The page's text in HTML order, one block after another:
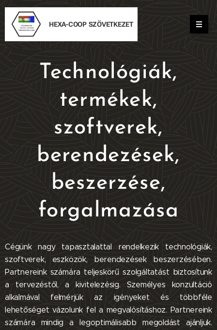
HEXA-COOP SZÖVETKEZET
Technológiák,
termékek,
szoftverek,
berendezések,
beszerzése,
forgalmazása
Cégünk nagy tapasztalattal rendelkezik technológiák,
szoftverek, eszközök, berendezések beszerzésében.
Partnereink számára teljeskörű szolgáltatást biztosítunk
a tervezéstől, a kivitelezésig. Személyes konzultáció
alkalmával felmérjük az igényeket és többféle
lehetőséget vázolunk fel a megvalósításhoz. Partnereink
számára mindig a legoptimálisabb megoldást ajánljuk.